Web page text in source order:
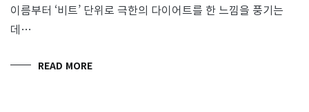
이름부터 ‘비트’ 단위로 극한의 다이어트를 한 느낌을 풍기는
데…
READ MORE